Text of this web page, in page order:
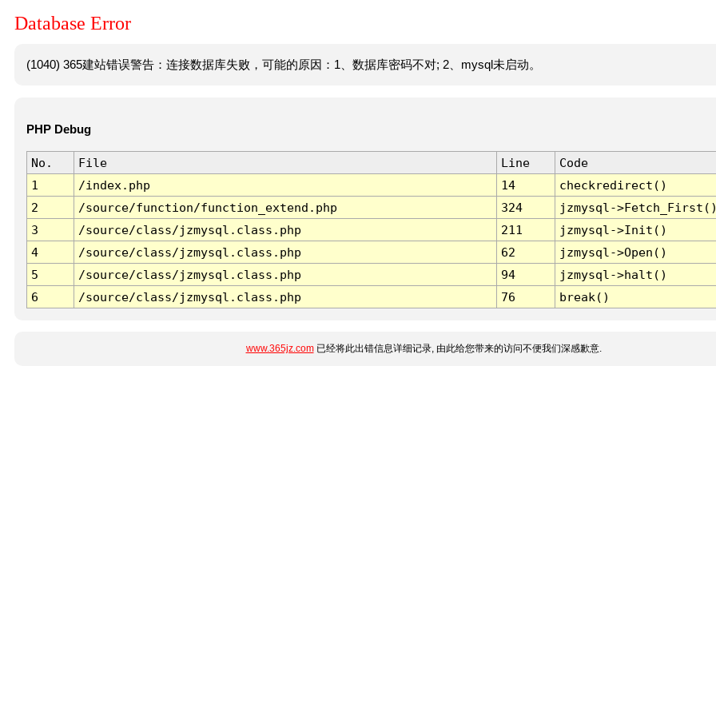
Database Error
(1040) 365建站错误警告：连接数据库失败，可能的原因：1、数据库密码不对; 2、mysql未启动。
PHP Debug
No. File Line
Code
1
/index.php 14
checkredirect()
2
/source/function/function_extend.php 324
jzmysql-
3
/source/class/jzmysql.class.php 211
jzmysql->Init()
4
/source/class/jzmysql.class.php 62
jzmysql->Open()
5
/source/class/jzmysql.class.php 94
jzmysql->halt()
6
/source/class/jzmysql.class.php 76 break()
www.365jz.com已经将此出错信息详细记录, 由此给您带来的访问不便我们深感歉意.